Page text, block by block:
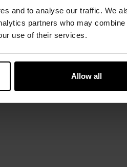
and to analyse our traffic. We
partners who may combine
use of their services.
Allow all